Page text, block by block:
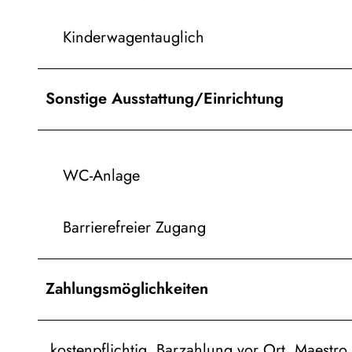
Kinderwagentauglich
Sonstige Ausstattung/Einrichtung
WC-Anlage
Barrierefreier Zugang
Zahlungsmöglichkeiten